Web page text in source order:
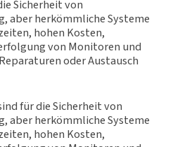
Sicherheit von
aber herkömmliche Systeme
hohen Kosten,
von Monitoren und
oder Austausch
für die Sicherheit von
aber herkömmliche Systeme
hohen Kosten,